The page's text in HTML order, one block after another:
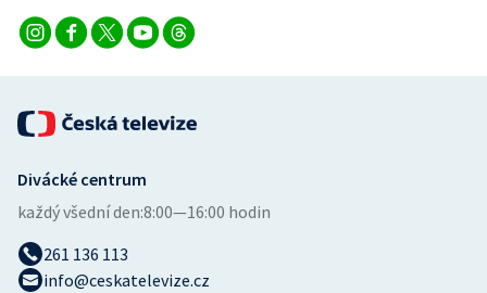
Volejbal
Divácké centrum
každý všední den:8:00—16:00 hodin
261 136 113
info@ceskatelevize.cz